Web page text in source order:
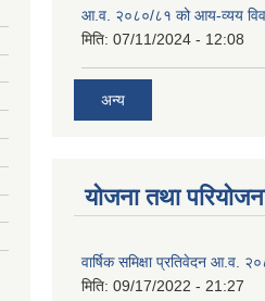
आ.व. २०८०/८१ को आय-व्यय
मिति: 07/11/2024 - 12:08
अन्य
योजना तथा
वार्षिक समिक्षा प्रतिवेदन आ.व.
मिति: 09/17/2022 - 21:27